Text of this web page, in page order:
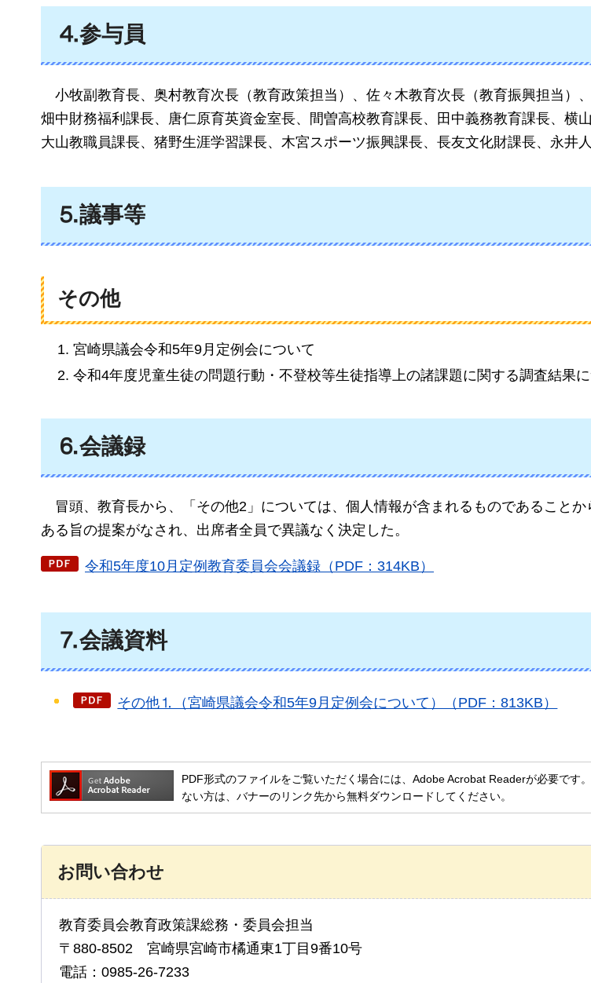
⒋参与員
小牧副教育長、奥村教育次長（教育政策担当）、佐々木教育次長（教育振興担当）
畑中財務福利課長、唐仁原育英資金室長、間曽高校教育課長、田中義務教育課長、横
大山教職員課長、猪野生涯学習課長、木宮スポーツ振興課長、長友文化財課長、永井
⒌議事等
その他
宮崎県議会令和5年9月定例会について
令和4年度児童生徒の問題行動・不登校等生徒指導上の諸課題に関する調査結果
⒍会議録
冒頭、 教育長から、「その他2」については、個人情報が含まれるものであること
ある旨の提案がなされ、出席者全員で異議なく決定した。
令和5年度10月定例教育委員会会議録（PDF：314KB）
⒎会議資料
その他⒈（宮崎県議会令和5年9月定例会について）（PDF：813KB）
PDF形式のファイルをご覧いただく場合には、Adobe Acrobat Readerが必要です
ない方は、バナーのリンク先から無料ダウンロードしてください。
お問い合わせ
教育委員会教育政策課総務・委員会担当
〒880-8502 宮崎県宮崎市橘通東1丁目9番10号
電話：0985-26-7233